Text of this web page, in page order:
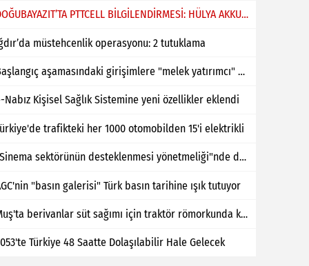
DOĞUBAYAZIT’TA PTTCELL BİLGİLENDİRMESİ: HÜLYA AKKUŞ GAZETEMİZİ ZİYARET ETTİ
müstehcenlik operasyonu: 2 tutuklama
Başlangıç aşamasındaki girişimlere "melek yatırımcı" desteği
Nabız Kişisel Sağlık Sistemine yeni özellikler eklendi
trafikteki her 1000 otomobilden 15'i elektrikli
"Sinema sektörünün desteklenmesi yönetmeliği"nde değişiklik yapıldı
"basın galerisi" Türk basın tarihine ışık tutuyor
Muş'ta berivanlar süt sağımı için traktör römorkunda kilometrelerce yol kat ediyor
Türkiye 48 Saatte Dolaşılabilir Hale Gelecek